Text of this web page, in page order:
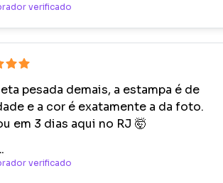
verificado
pesada demais, a estampa é de
e a cor é exatamente a da foto.
em 3 dias aqui no RJ 🤯
verificado